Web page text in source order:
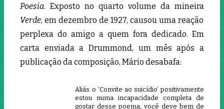
Poesia. Exposto no quarto volume da mineira
Verde, em dezembro de 1927, causou uma reação
perplexa do amigo a quem fora dedicado. Em
carta enviada a Drummond, um mês após a
publicação da composição, Mário desabafa:
Aliás o ‘Convite ao suicídio’ positivamente
estou numa incapacidade completa de
gostar desse poema, você deve bem de